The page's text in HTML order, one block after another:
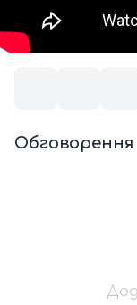
Обговорення